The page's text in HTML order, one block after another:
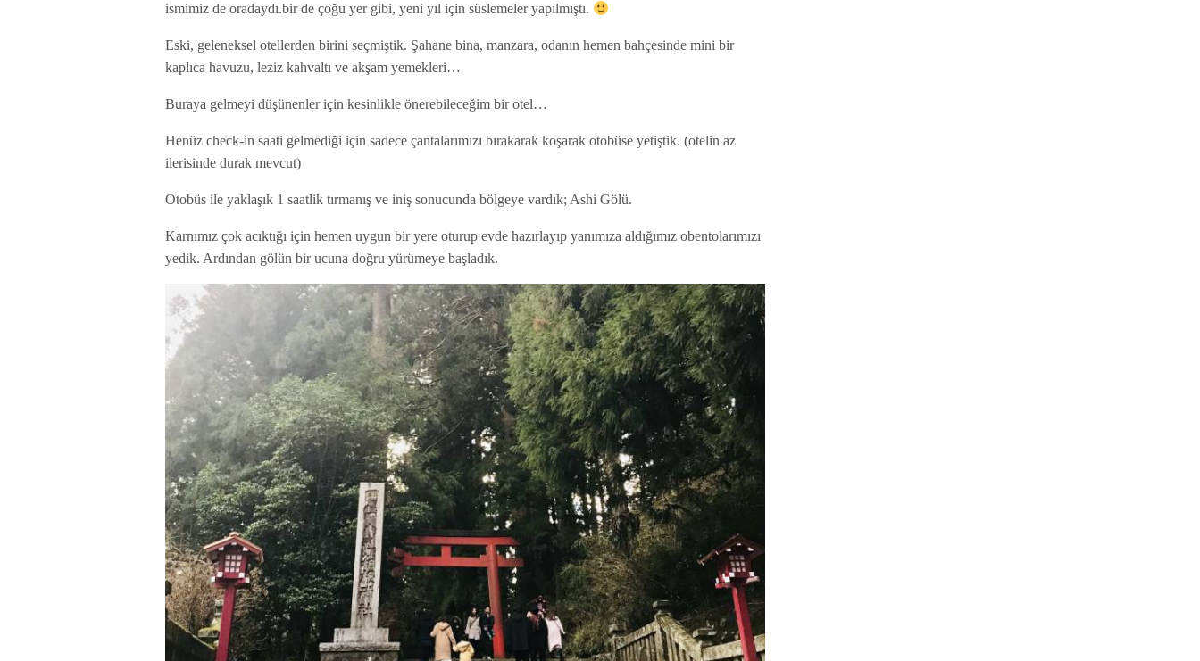
ismimiz de oradaydı.bir de çoğu yer gibi, yeni yıl için süslemeler yapılmıştı.
Eski, geleneksel otellerden birini seçmiştik. Şahane bina, manzara, odanın hemen bahçesinde mini bir
kaplıca havuzu, leziz kahvaltı ve akşam yemekleri…
Buraya gelmeyi düşünenler için kesinlikle önerebileceğim bir otel…
Henüz check-in saati gelmediği için sadece çantalarımızı bırakarak koşarak otobüse yetiştik. (otelin az
ilerisinde durak mevcut)
Otobüs ile yaklaşık 1 saatlik tırmanış ve iniş sonucunda bölgeye vardık; Ashi Gölü.
Karnımız çok acıktığı için hemen uygun bir yere oturup evde hazırlayıp yanımıza aldığımız obentolarımızı
yedik. Ardından gölün bir ucuna doğru yürümeye başladık.